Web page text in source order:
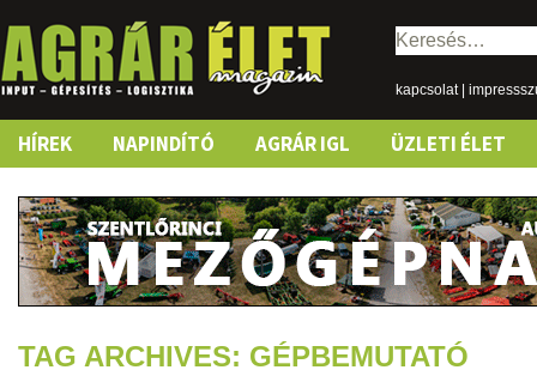
Keresés:
kapcsolat|
Skip
content
HÍREK NAPINDÍTÓ AGRÁR IGL ÜZLETI ÉLET
TAG ARCHIVES: GÉPBEMUTATÓ